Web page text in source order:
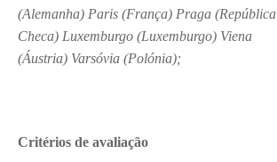
(Alemanha) Paris (França) Praga (República
Checa) Luxemburgo (Luxemburgo) Viena
(Áustria) Varsóvia (Polónia);
Critérios de avaliação